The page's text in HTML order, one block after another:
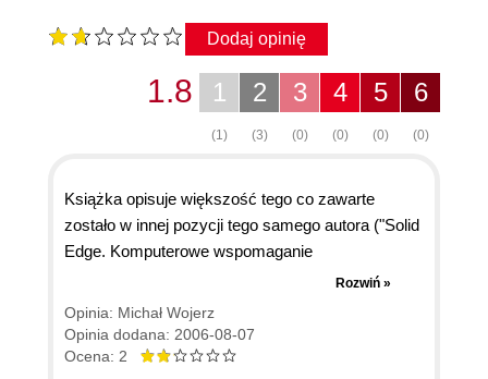
Dodaj opinię
6
(0)
5
(0)
4
(0)
3
(0)
2
(3)
1
(1)
1.8
Książka opisuje większość tego co zawarte
zostało w innej pozycji tego samego autora ("Solid
Edge. Komputerowe wspomaganie
projektowania"), z tą różnicą iż opis został
dostosowany do 17 wersji programu. Dla osoby,
która nie ma zielonego pojęcia o obsłudze tego
programu może to być interesująca lektura.
Rozwiń »
Opinia: Michał Wojerz
Opinia dodana: 2006-08-07
Ocena: 2